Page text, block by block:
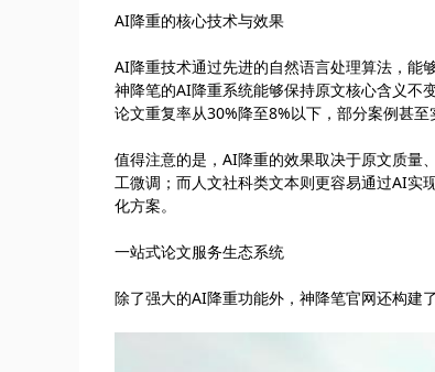
AI降重的核心技术与效果
AI降重技术通过先进的自然语言处理算法，能
神降笔的AI降重系统能够保持原文核心含义不
论文重复率从30%降至8%以下，部分案例甚至
值得注意的是，AI降重的效果取决于原文质量
工微调；而人文社科类文本则更容易通过AI实
化方案。
一站式论文服务生态系统
除了强大的AI降重功能外，神降笔官网还构建